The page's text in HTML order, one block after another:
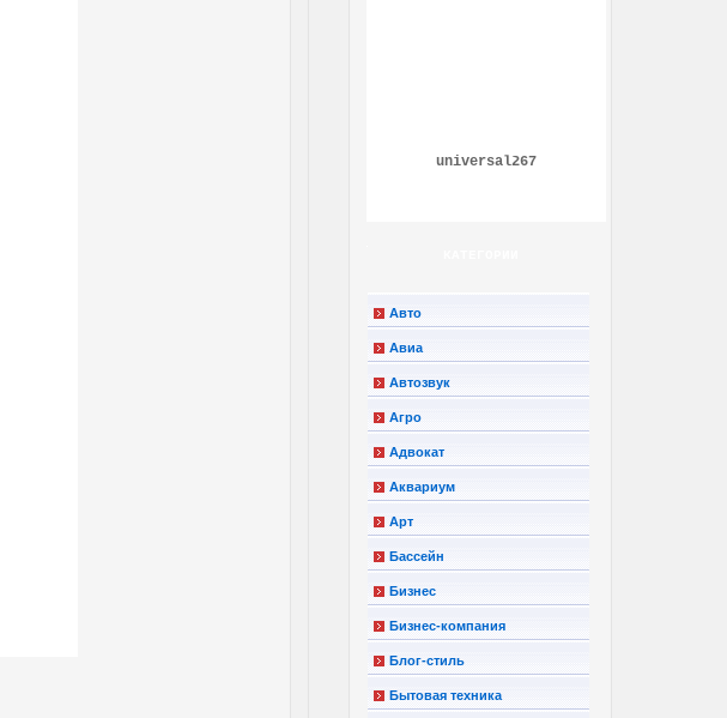
universal267
Авто
Авиа
Автозвук
Агро
Адвокат
Аквариум
Арт
Бассейн
Бизнес
Бизнес-компания
Блог-стиль
Бытовая техника